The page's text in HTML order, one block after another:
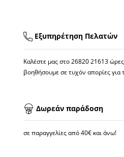
Εξυπηρέτηση Πελατών
Καλέστε μας στο26820 21613
βοηθήσουμε σε τυχόν απορίες για
Δωρεάν παράδοση
σε παραγγελίες από 40€ και άνω!